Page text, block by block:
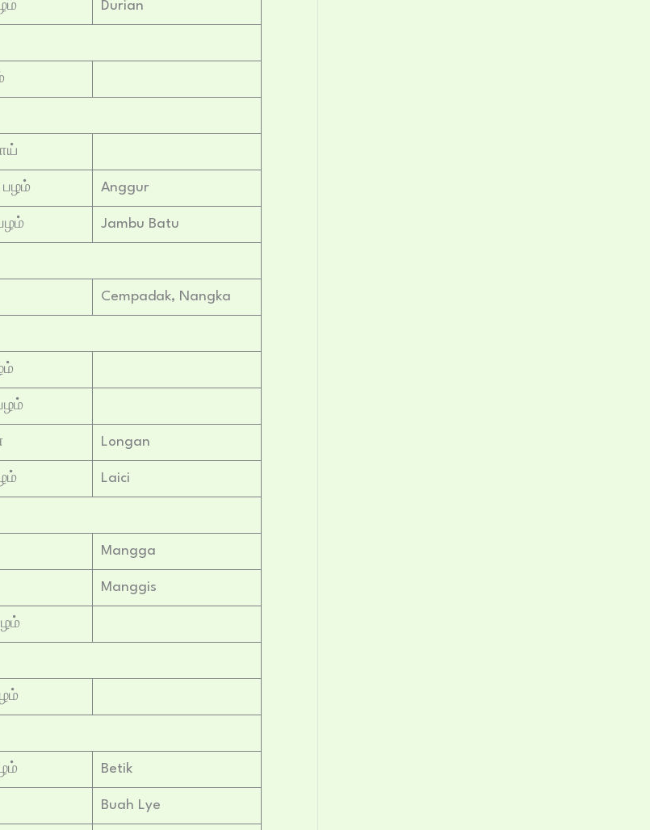
Durian
பழம் Anggur
Jambu Batu
Cempadak, Nangka
Longan
Laici
Mangga
Manggis
Betik
Buah Lye